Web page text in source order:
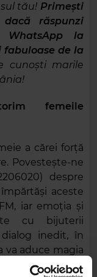
tău! Primești
răspunzi
la
fabuloase de la
cunoști marile
femeile
a cărei forță
Povestește-ne
despre
aceste
iar emoția și
cu bijuterii
inedit, în
va aduce magia